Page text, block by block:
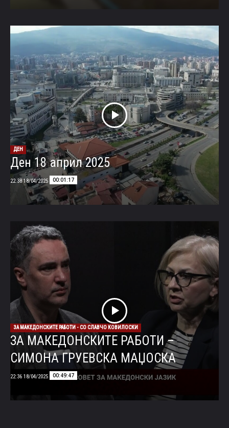
ДЕН
Ден 18 април 2025
00:01:17
18/04/2025 22:38
ЗА МАКЕДОНСКИТЕ РАБОТИ - СО СЛАВЧО КОВИЛОСКИ
ЗА МАКЕДОНСКИТЕ РАБОТИ –
СИМОНА ГРУЕВСКА МАЏОСКА
00:49:47
18/04/2025 22:36